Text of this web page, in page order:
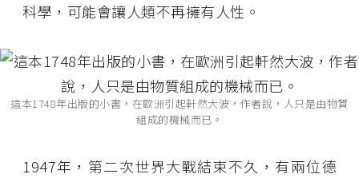
科學，可能會讓人類不再擁有人性。
這本1748年出版的小書，在歐洲引起軒然大波，作者說，人只是由物質
組成的機械而已。
1947年，第二次世界大戰結束不久，有兩位德